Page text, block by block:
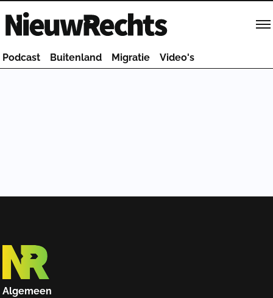
Homepage van NieuwRechts
Podcast Buitenland Migratie Video's
Algemeen